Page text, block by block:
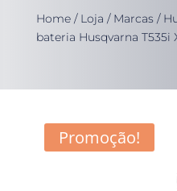
Home/ Loja / Marcas/
bateria Husqvarna T535i
Promoção!